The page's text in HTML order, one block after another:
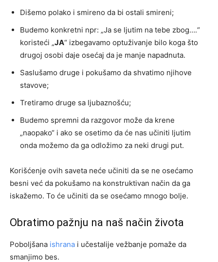
Dišemo polako i smireno da bi ostali smireni;
Budemo konkretni npr: „Ja se ljutim na tebe zbog….“
koristeći „JA“ izbegavamo optuživanje bilo koga što
drugoj osobi daje osećaj da je manje napadnuta.
Saslušamo druge i pokušamo da shvatimo njihove
stavove;
Tretiramo druge sa ljubaznošću;
Budemo spremni da razgovor može da krene
„naopako“ i ako se osetimo da će nas učiniti ljutim
onda možemo da ga odložimo za neki drugi put.
Korišćenje ovih saveta neće učiniti da se ne osećamo
besni već da pokušamo na konstruktivan način da ga
iskažemo. To će učiniti da se osećamo mnogo bolje.
Obratimo pažnju na naš način života
Poboljšana ishrana i učestalije vežbanje pomaže da
smanjimo bes.